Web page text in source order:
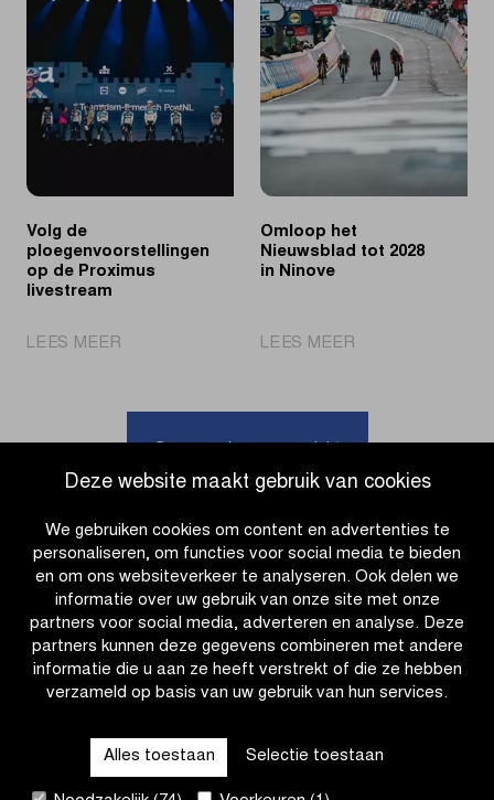
Deze website maakt gebruik van cookies
We gebruiken cookies om content en advertenties te
personaliseren, om functies voor social media te bieden
en om ons websiteverkeer te analyseren. Ook delen we
informatie over uw gebruik van onze site met onze
partners voor social media, adverteren en analyse. Deze
partners kunnen deze gegevens combineren met andere
informatie die u aan ze heeft verstrekt of die ze hebben
verzameld op basis van uw gebruik van hun services.
Alles toestaan Selectie toestaan
wint
na
dag
in
de
sprint
naar
eerste
WorldTour
zege
Volg de
ploegenvoorstellingen
op de Proximus
livestream
LEES MEER
ploegenvoorstellingen
Proximus
Omloop het
Nieuwsblad tot 2028
in Ninove
LEES MEER
Nieuwsblad
in
OTHER RACES